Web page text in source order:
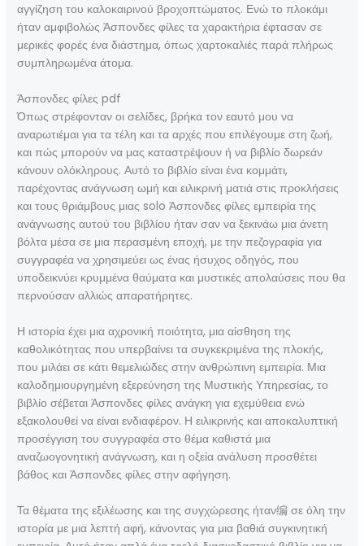
αγγίζηση του καλοκαιρινού βροχοπτώματος. Ενώ το πλοκάμι
ήταν αμφιβολώς Άσπονδες φίλες τα χαρακτήρια έφτασαν σε
μερικές φορές ένα διάστημα, όπως χαρτοκαλιές παρά πλήρως
συμπληρωμένα άτομα.
Άσπονδες φίλες pdf
Όπως στρέφονταν οι σελίδες, βρήκα τον εαυτό μου να
αναρωτιέμαι για τα τέλη και τα αρχές που επιλέγουμε στη ζωή,
και πώς μπορούν να μας καταστρέψουν ή να βιβλίο δωρεάν
κάνουν ολόκληρους. Αυτό το βιβλίο είναι ένα κομμάτι,
παρέχοντας ανάγνωση ωμή και ειλικρινή ματιά στις προκλήσεις
και τους θριάμβους μιας solo Άσπονδες φίλες εμπειρία της
ανάγνωσης αυτού του βιβλίου ήταν σαν να ξεκινάω μια άνετη
βόλτα μέσα σε μια περασμένη εποχή, με την πεζογραφία για
συγγραφέα να χρησιμεύει ως ένας ήσυχος οδηγός, που
υποδεικνύει κρυμμένα θαύματα και μυστικές απολαύσεις που θα
περνούσαν αλλιώς απαρατήρητες.
Η ιστορία έχει μια αχρονική ποιότητα, μια αίσθηση της
καθολικότητας που υπερβαίνει τα συγκεκριμένα της πλοκής,
που μιλάει σε κάτι θεμελιώδες στην ανθρώπινη εμπειρία. Μια
καλοδημιουργημένη εξερεύνηση της Μυστικής Υπηρεσίας, το
βιβλίο σέβεται Άσπονδες φίλες ανάγκη για εχεμύθεια ενώ
εξακολουθεί να είναι ενδιαφέρον. Η ειλικρινής και αποκαλυπτική
προσέγγιση του συγγραφέα στο θέμα καθιστά μια
αναζωογονητική ανάγνωση, και η οξεία ανάλυση προσθέτει
βάθος και Άσπονδες φίλες στην αφήγηση.
Τα θέματα της εξιλέωσης και της συγχώρεσης ήταν编 σε όλη την
ιστορία με μια λεπτή αφή, κάνοντας για μια βαθιά συγκινητική